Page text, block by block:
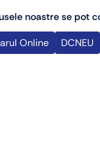
noastre se pot
Online DCNEU